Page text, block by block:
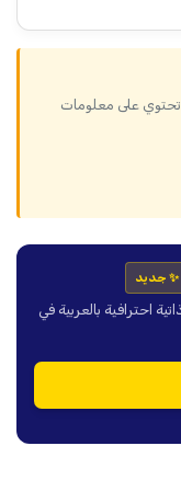
تحتوي على معلومات
✨ جديد
احترافية بالعربية في